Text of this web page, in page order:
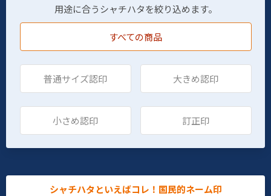
用途に合うシャチハタを絞り込めます。
すべての商品
普通サイズ認印 大きめ認印
小さめ認印 訂正印
シャチハタといえばコレ！国民的ネーム印